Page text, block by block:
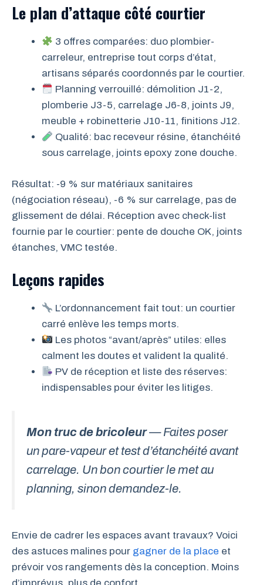
Le plan d’attaque côté courtier
3 offres comparées: duo plombier-
carreleur, entreprise tout corps d’état,
artisans séparés coordonnés par le courtier.
Planning verrouillé: démolition J1-2,
plomberie J3-5, carrelage J6-8, joints J9,
meuble + robinetterie J10-11, finitions J12.
Qualité: bac receveur résine, étanchéité
sous carrelage, joints epoxy zone douche.
Résultat: -9 % sur matériaux sanitaires
(négociation réseau), -6 % sur carrelage, pas de
glissement de délai. Réception avec check-list
fournie par le courtier: pente de douche OK, joints
étanches, VMC testée.
Leçons rapides
L’ordonnancement fait tout: un courtier
carré enlève les temps morts.
Les photos “avant/après” utiles: elles
calment les doutes et valident la qualité.
PV de réception et liste des réserves:
indispensables pour éviter les litiges.
Mon truc de bricoleur— Faites poser
un pare-vapeur et test d’étanchéité avant
carrelage. Un bon courtier le met au
planning, sinon demandez-le.
Envie de cadrer les espaces avant travaux? Voici
des astuces malines pour gagner de la place et
prévoir vos rangements dès la conception. Moins